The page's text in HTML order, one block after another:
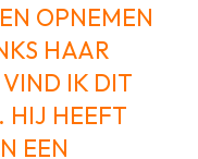
OPNEMEN
HAAR
IK DIT
HIJ HEEFT
EEN